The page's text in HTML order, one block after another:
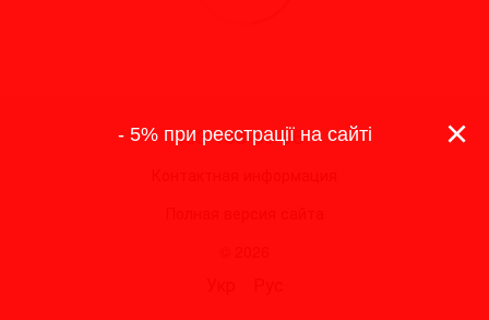
093-193-69-96 ×
- 5% при реєстрації на сайті